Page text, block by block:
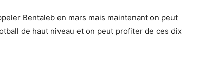
Bentaleb en mars mais maintenant on peut
de haut niveau et on peut profiter de ces dix